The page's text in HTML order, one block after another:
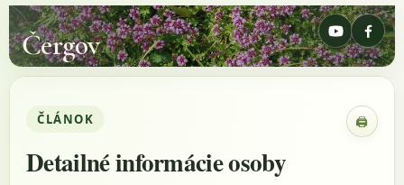
Čergov
ČLÁNOK 🖨
Detailné informácie osoby